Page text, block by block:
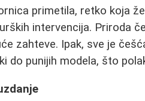
primetila, retko koja
intervencija. Priroda
zahteve. Ipak, sve je
do punijih modela, što